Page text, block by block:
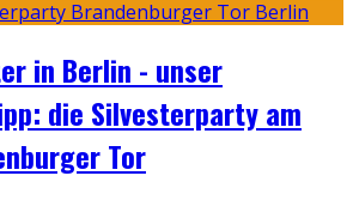
in Berlin - unser
die Silvesterparty am
Tor